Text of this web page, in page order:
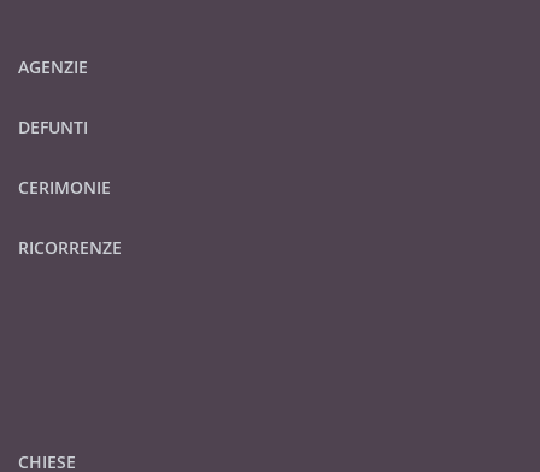
AGENZIE
DEFUNTI
CERIMONIE
RICORRENZE
CHIESE